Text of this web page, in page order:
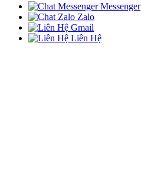
Messenger
Zalo
Gmail
Liên Hệ